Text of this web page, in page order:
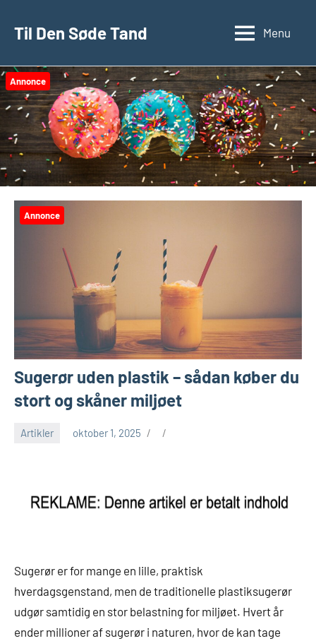
Til Den Søde Tand Menu
Annonce
Annonce
Sugerør uden plastik – sådan køber du
stort og skåner miljøet
Artikler oktober 1, 2025
Sugerør er for mange en lille, praktisk
hverdagsgenstand, men de traditionelle plastiksugerør
udgør samtidig en stor belastning for miljøet. Hvert år
ender millioner af sugerør i naturen, hvor de kan tage